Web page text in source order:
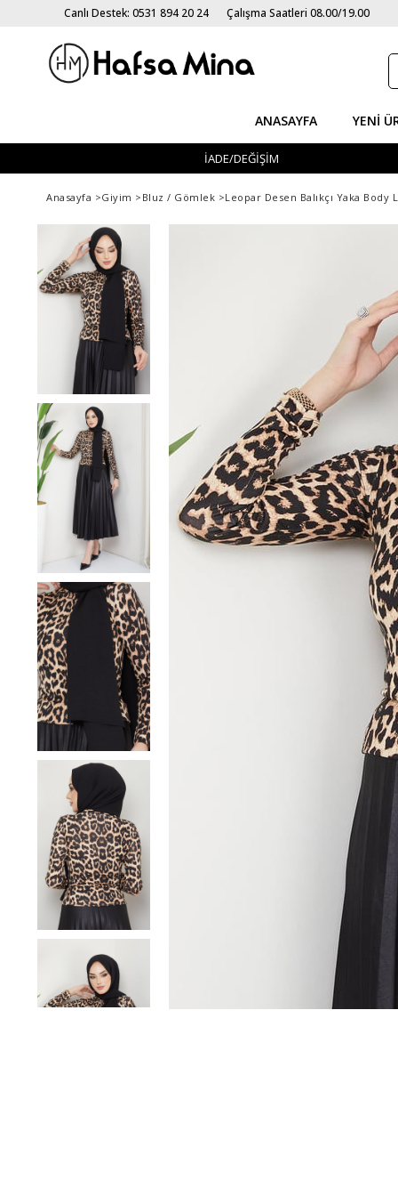
Canlı Destek: 0531 894 20 24 Çalışma Saatleri 08.00/19.00
ANASAYFA YENI
İADE/DEĞİŞİM
Anasayfa >Giyim > Bluz / Gömlek >Leopar Desen Balıkçı Yaka Body